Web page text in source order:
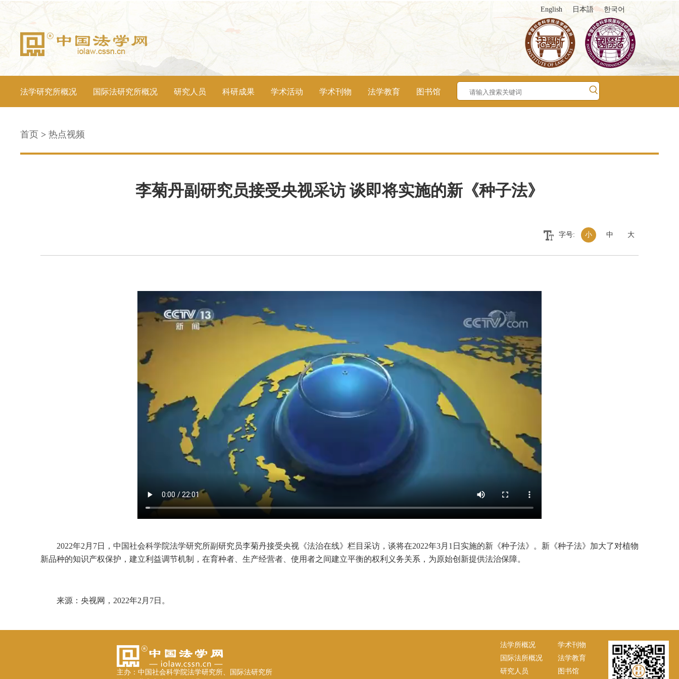
English 日本語 한국어
法学研究所概况 国际法研究所概况 研究人员 科研成果 学术活动 学术刊物 法学教育 图书馆
首页 > 热点视频
李菊丹副研究员接受央视采访 谈即将实施的新《种子法》
字号: 小 中 大
2022年2月7日，中国社会科学院法学研究所副研究员李菊丹接受央视《法治在线》栏目采访，谈将在2022年3月1日实施的新《种子法》。新《种子法》加大了对植物
新品种的知识产权保护，建立利益调节机制，在育种者、生产经营者、使用者之间建立平衡的权利义务关系，为原始创新提供法治保障。
来源：央视网，2022年2月7日。
主办：中国社会科学院法学研究所、国际法研究所
法学所概况
国际法所概况
研究人员
学术刊物
法学教育
图书馆